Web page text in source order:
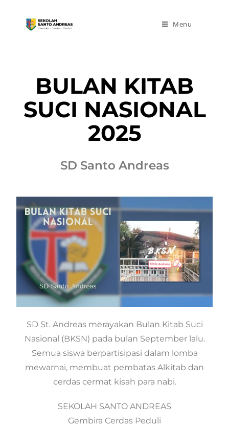
Menu
BULAN KITAB
SUCI NASIONAL
2025
SD Santo Andreas
SD St. Andreas merayakan Bulan Kitab Suci
Nasional (BKSN) pada bulan September lalu.
Semua siswa berpartisipasi dalam lomba
mewarnai, membuat pembatas Alkitab dan
cerdas cermat kisah para nabi.
SEKOLAH SANTO ANDREAS
Gembira Cerdas Peduli